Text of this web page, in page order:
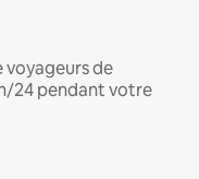
voyageurs de
24 pendant votre